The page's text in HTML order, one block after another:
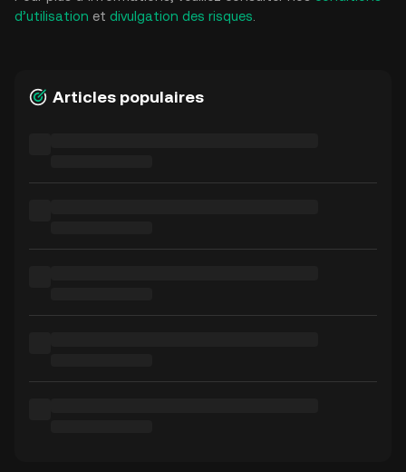
d’utilisation et divulgation des risques
Articles populaires